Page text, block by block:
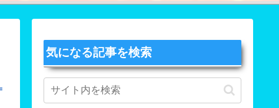
気になる記事を検索